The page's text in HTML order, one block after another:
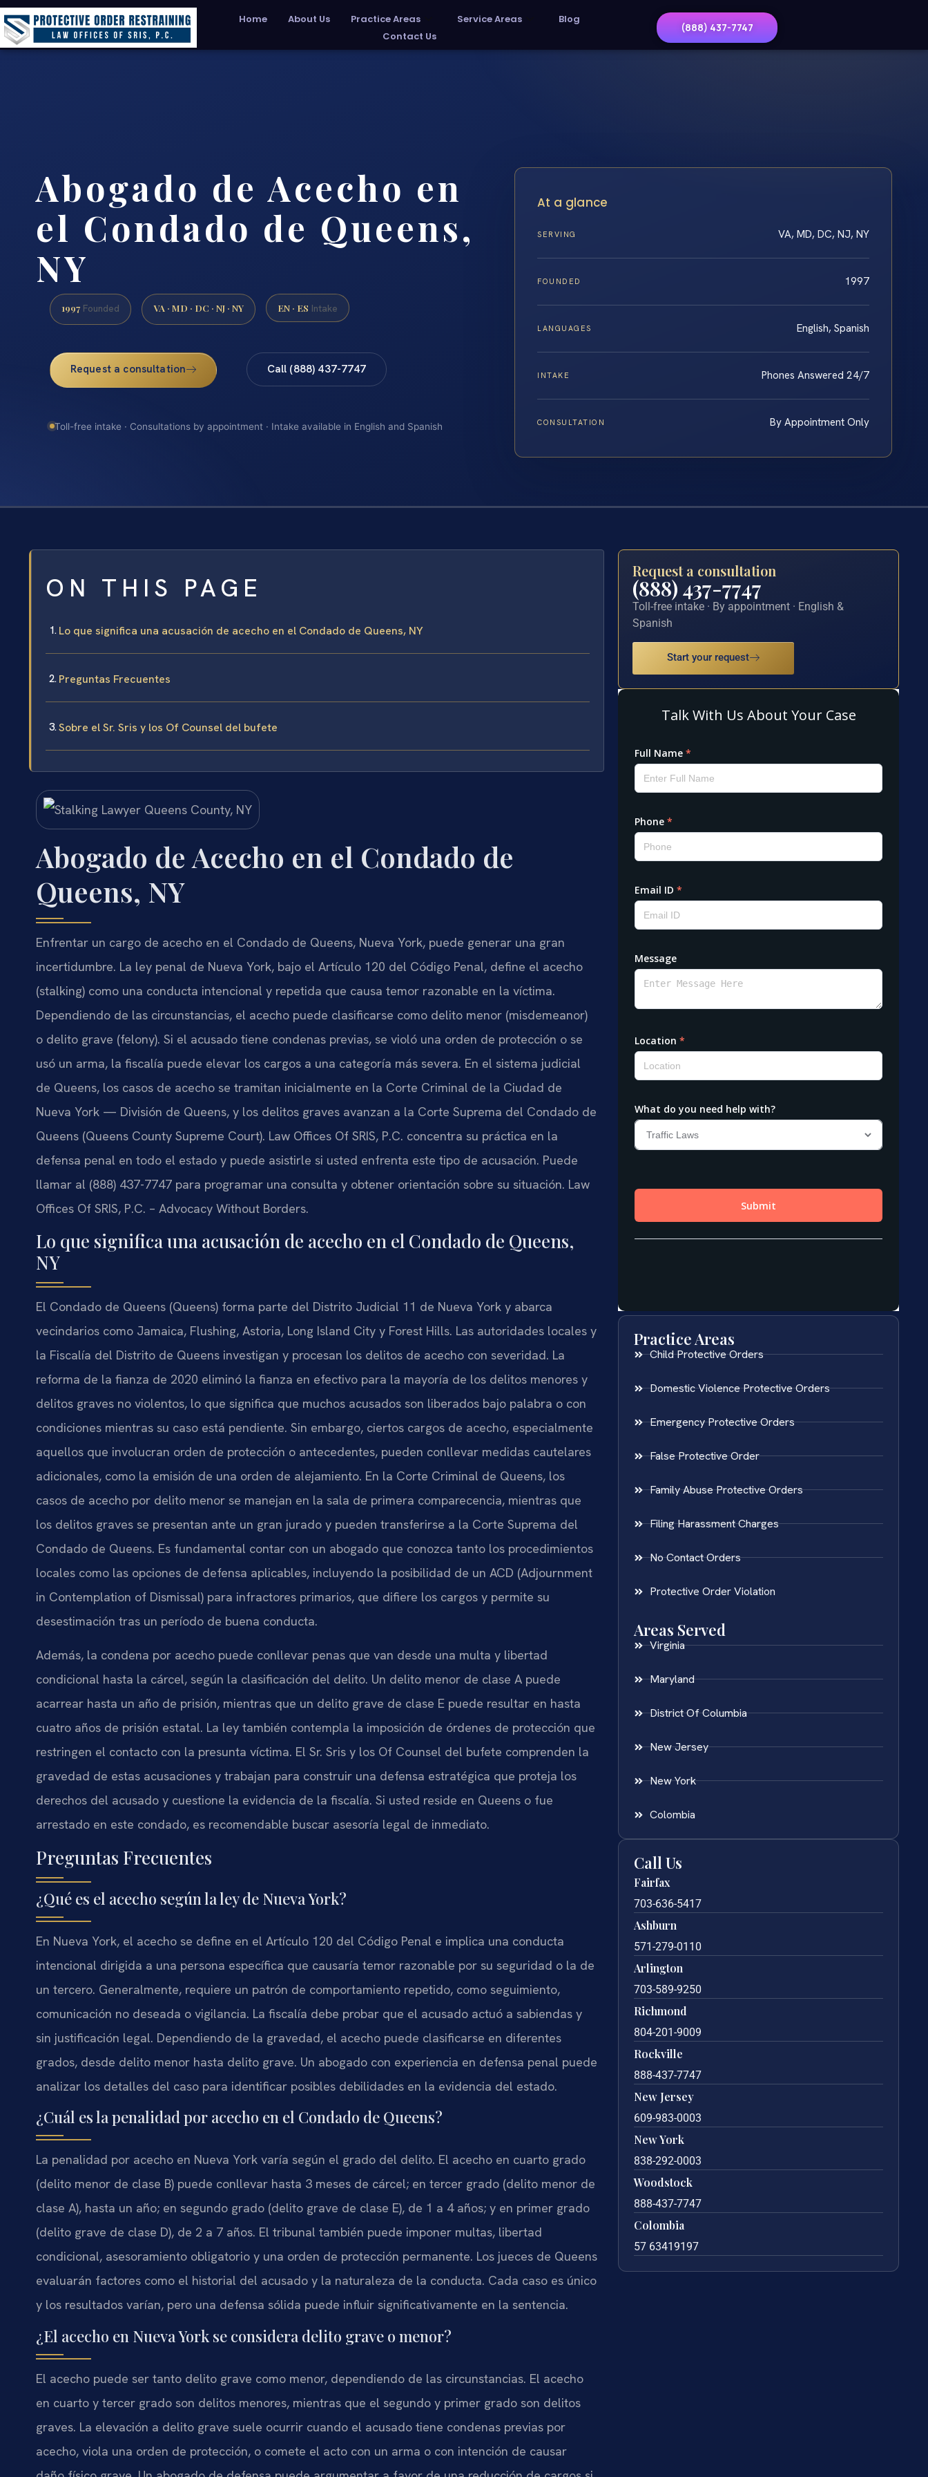
Home About Us Practice Areas Service Areas
Blog
Contact Us
(888) 437-7747
Abogado de Acecho en
el Condado de Queens,
NY
1997 Founded VA · MD · DC · NJ · NY EN · ES Intake
Request a consultation Call (888) 437-7747
Toll-free intake · Consultations by appointment · Intake available in English and Spanish
At a glance
SERVING VA, MD, DC, NJ, NY
FOUNDED 1997
LANGUAGES English, Spanish
INTAKE Phones Answered 24/7
CONSULTATION By Appointment Only
ON THIS PAGE
Lo que significa una acusación de acecho en el Condado de Queens, NY
Preguntas Frecuentes
Sobre el Sr. Sris y los Of Counsel del bufete
Abogado de Acecho en el Condado de
Queens, NY
Enfrentar un cargo de acecho en el Condado de Queens, Nueva York, puede generar una gran
incertidumbre. La ley penal de Nueva York, bajo el Artículo 120 del Código Penal, define el acecho
(stalking) como una conducta intencional y repetida que causa temor razonable en la víctima.
Dependiendo de las circunstancias, el acecho puede clasificarse como delito menor (misdemeanor)
o delito grave (felony). Si el acusado tiene condenas previas, se violó una orden de protección o se
usó un arma, la fiscalía puede elevar los cargos a una categoría más severa. En el sistema judicial
de Queens, los casos de acecho se tramitan inicialmente en la Corte Criminal de la Ciudad de
Nueva York — División de Queens, y los delitos graves avanzan a la Corte Suprema del Condado de
Queens (Queens County Supreme Court). Law Offices Of SRIS, P.C. concentra su práctica en la
defensa penal en todo el estado y puede asistirle si usted enfrenta este tipo de acusación. Puede
llamar al (888) 437-7747 para programar una consulta y obtener orientación sobre su situación. Law
Offices Of SRIS, P.C. – Advocacy Without Borders.
Lo que significa una acusación de acecho en el Condado de Queens,
NY
El Condado de Queens (Queens) forma parte del Distrito Judicial 11 de Nueva York y abarca
vecindarios como Jamaica, Flushing, Astoria, Long Island City y Forest Hills. Las autoridades locales y
la Fiscalía del Distrito de Queens investigan y procesan los delitos de acecho con severidad. La
reforma de la fianza de 2020 eliminó la fianza en efectivo para la mayoría de los delitos menores y
delitos graves no violentos, lo que significa que muchos acusados son liberados bajo palabra o con
condiciones mientras su caso está pendiente. Sin embargo, ciertos cargos de acecho, especialmente
aquellos que involucran orden de protección o antecedentes, pueden conllevar medidas cautelares
adicionales, como la emisión de una orden de alejamiento. En la Corte Criminal de Queens, los
casos de acecho por delito menor se manejan en la sala de primera comparecencia, mientras que
los delitos graves se presentan ante un gran jurado y pueden transferirse a la Corte Suprema del
Condado de Queens. Es fundamental contar con un abogado que conozca tanto los procedimientos
locales como las opciones de defensa aplicables, incluyendo la posibilidad de un ACD (Adjournment
in Contemplation of Dismissal) para infractores primarios, que difiere los cargos y permite su
desestimación tras un período de buena conducta.
Además, la condena por acecho puede conllevar penas que van desde una multa y libertad
condicional hasta la cárcel, según la clasificación del delito. Un delito menor de clase A puede
acarrear hasta un año de prisión, mientras que un delito grave de clase E puede resultar en hasta
cuatro años de prisión estatal. La ley también contempla la imposición de órdenes de protección que
restringen el contacto con la presunta víctima. El Sr. Sris y los Of Counsel del bufete comprenden la
gravedad de estas acusaciones y trabajan para construir una defensa estratégica que proteja los
derechos del acusado y cuestione la evidencia de la fiscalía. Si usted reside en Queens o fue
arrestado en este condado, es recomendable buscar asesoría legal de inmediato.
Preguntas Frecuentes
¿Qué es el acecho según la ley de Nueva York?
En Nueva York, el acecho se define en el Artículo 120 del Código Penal e implica una conducta
intencional dirigida a una persona específica que causaría temor razonable por su seguridad o la de
un tercero. Generalmente, requiere un patrón de comportamiento repetido, como seguimiento,
comunicación no deseada o vigilancia. La fiscalía debe probar que el acusado actuó a sabiendas y
sin justificación legal. Dependiendo de la gravedad, el acecho puede clasificarse en diferentes
grados, desde delito menor hasta delito grave. Un abogado con experiencia en defensa penal puede
analizar los detalles del caso para identificar posibles debilidades en la evidencia del estado.
¿Cuál es la penalidad por acecho en el Condado de Queens?
La penalidad por acecho en Nueva York varía según el grado del delito. El acecho en cuarto grado
(delito menor de clase B) puede conllevar hasta 3 meses de cárcel; en tercer grado (delito menor de
clase A), hasta un año; en segundo grado (delito grave de clase E), de 1 a 4 años; y en primer grado
(delito grave de clase D), de 2 a 7 años. El tribunal también puede imponer multas, libertad
condicional, asesoramiento obligatorio y una orden de protección permanente. Los jueces de Queens
evaluarán factores como el historial del acusado y la naturaleza de la conducta. Cada caso es único
y los resultados varían, pero una defensa sólida puede influir significativamente en la sentencia.
¿El acecho en Nueva York se considera delito grave o menor?
El acecho puede ser tanto delito grave como menor, dependiendo de las circunstancias. El acecho
en cuarto y tercer grado son delitos menores, mientras que el segundo y primer grado son delitos
graves. La elevación a delito grave suele ocurrir cuando el acusado tiene condenas previas por
acecho, viola una orden de protección, o comete el acto con un arma o con intención de causar
Request a consultation
(888) 437-7747
Toll-free intake · By appointment · English &
Spanish
Start your request
Practice Areas
Child Protective Orders
Domestic Violence Protective Orders
Emergency Protective Orders
False Protective Order
Family Abuse Protective Orders
Filing Harassment Charges
No Contact Orders
Protective Order Violation
Areas Served
Virginia
Maryland
District Of Columbia
New Jersey
New York
Colombia
Call Us
Fairfax
703-636-5417
Ashburn
571-279-0110
Arlington
703-589-9250
Richmond
804-201-9009
Rockville
888-437-7747
New Jersey
609-983-0003
New York
838-292-0003
Woodstock
888-437-7747
Colombia
57 63419197